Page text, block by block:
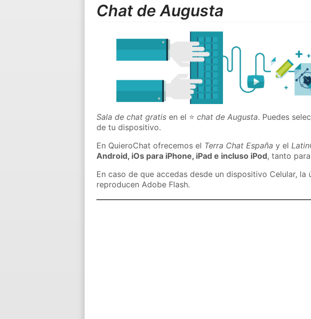
Chat de Augusta
Sala de chat gratis en el ⭐chat de Augusta. Puedes
de tu dispositivo.
En QuieroChat ofrecemos el Terra Chat España y el
Android, iOs para iPhone, iPad e incluso iPod, tanto
En caso de que accedas desde un dispositivo Celular,
reproducen Adobe Flash.